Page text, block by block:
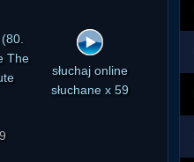
słuchaj online